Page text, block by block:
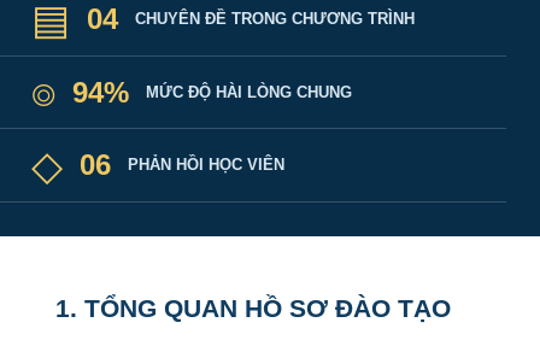
▤ 04 CHUYÊN ĐỀ TRONG CHƯƠNG TRÌNH
⌾ 94% MỨC ĐỘ HÀI LÒNG CHUNG
◇ 06 PHẢN HỒI HỌC VIÊN
1. TỔNG QUAN HỒ SƠ ĐÀO TẠO